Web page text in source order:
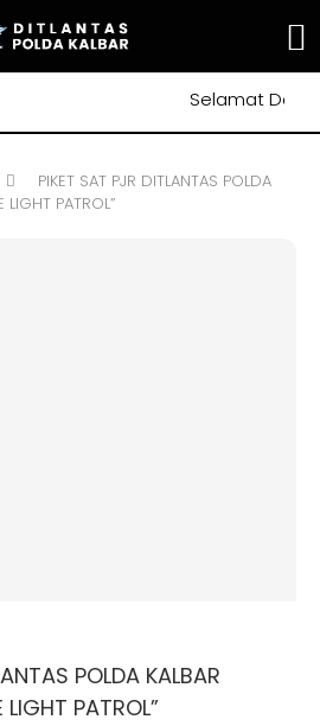
Selamat Datang
PIKET SAT PJR DITLANTAS POLDA
LIGHT PATROL”
POLDA KALBAR
LIGHT PATROL”